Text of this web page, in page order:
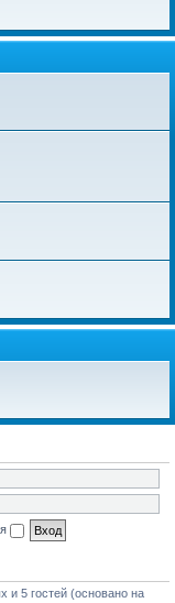
и 5 гостей (основано на